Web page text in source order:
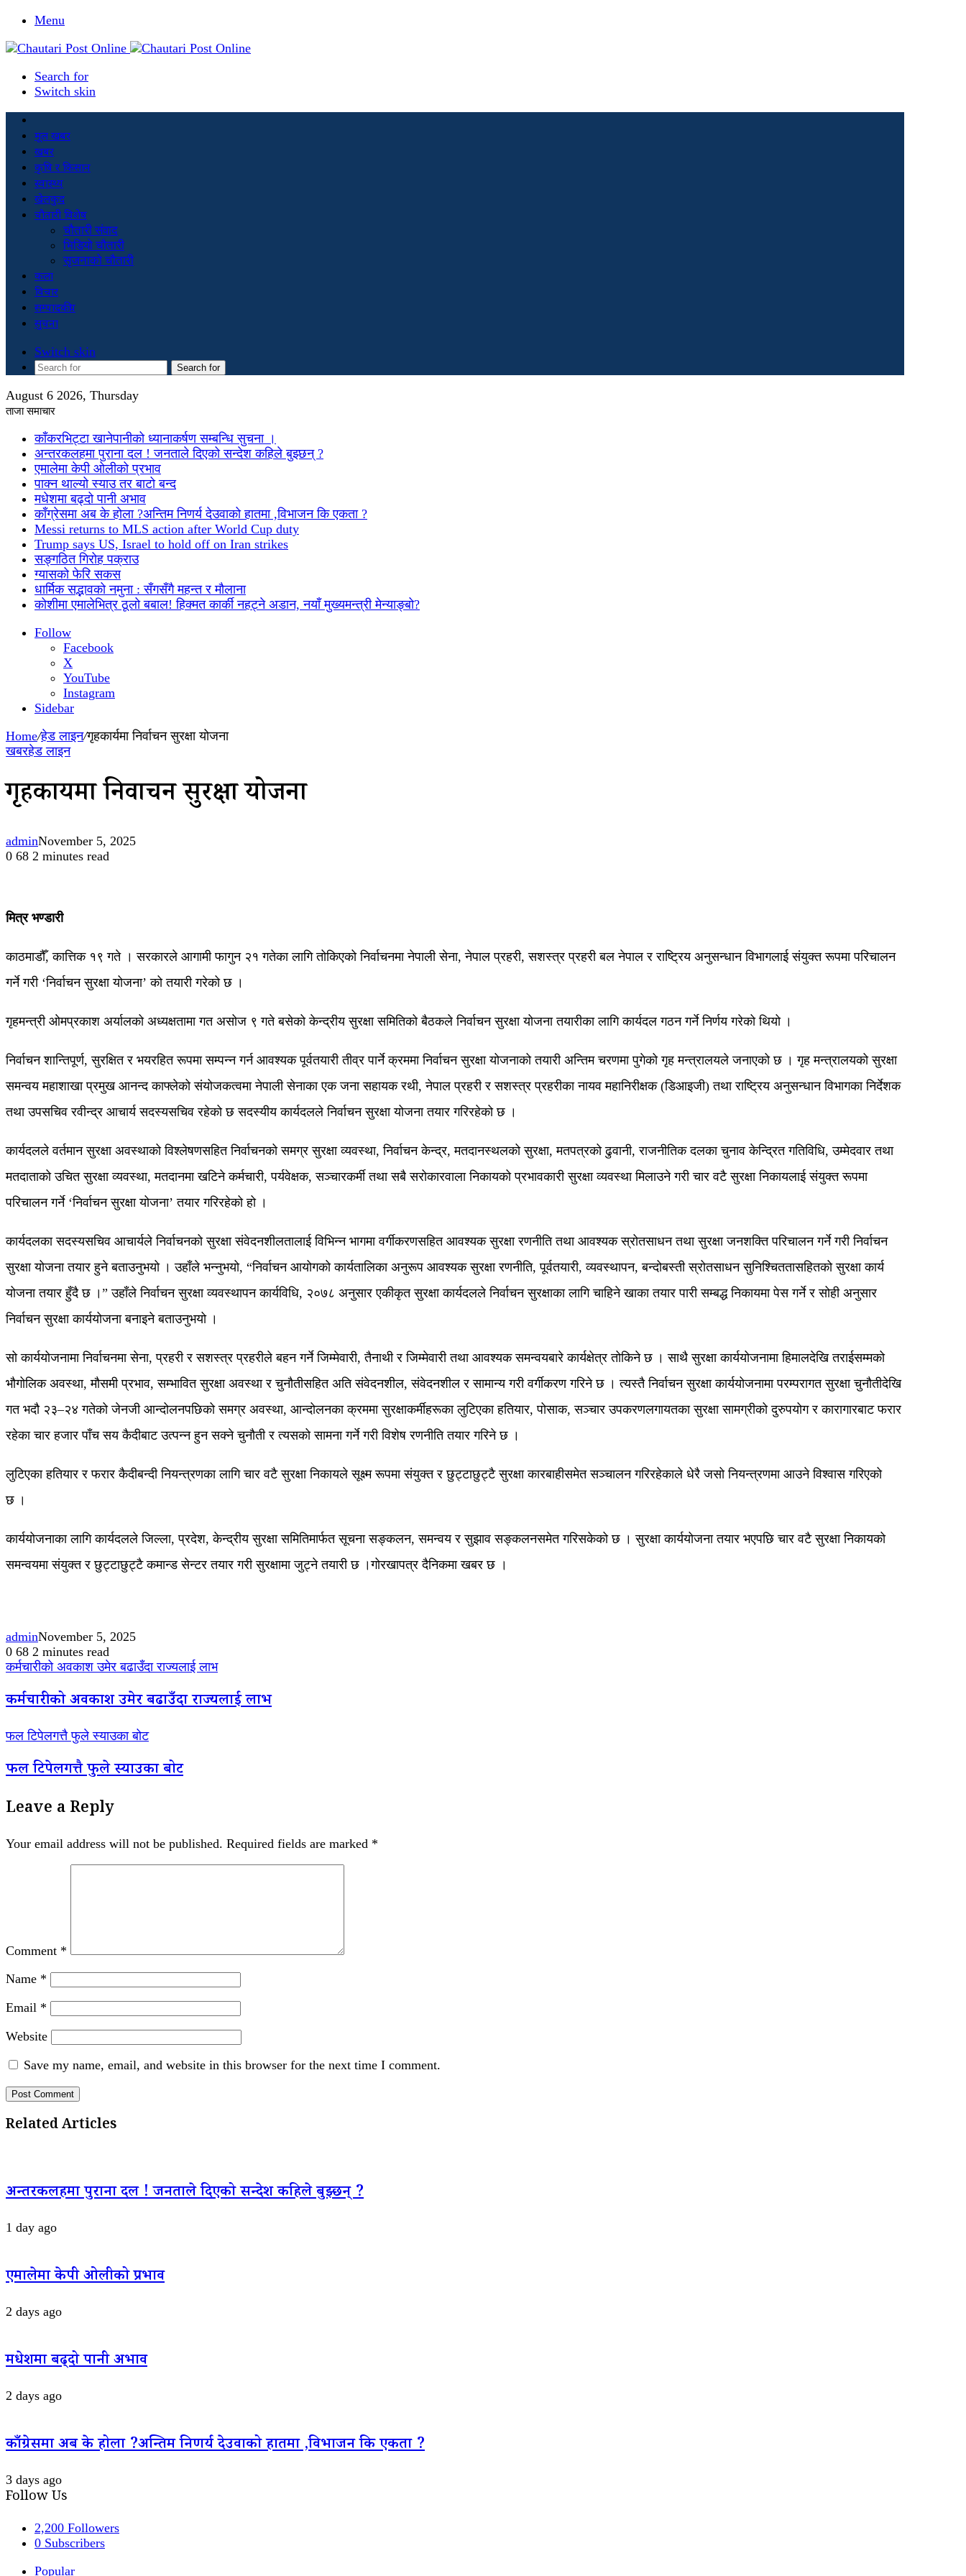
Menu
Search for
Switch skin
मूल खबर
खबर
कृषि र किसान
स्वास्थ्य
खेलकुद
चौतारी विशेष
चौतारी संवाद
भिडियो चौतारी
सृजनाको चौतारी
कला
विचार
सम्पादकीय
सुचना
Switch skin
Search for
August 6 2026, Thursday
ताजा समाचार
काँकरभिट्टा खानेपानीको ध्यानाकर्षण सम्बन्धि सुचना ।
अन्तरकलहमा पुराना दल ! जनताले दिएको सन्देश कहिले बुझ्छन् ?
एमालेमा केपी ओलीको प्रभाव
पाक्न थाल्यो स्याउ तर बाटो बन्द
मधेशमा बढ्दो पानी अभाव
काँग्रेसमा अब के होला ?अन्तिम निणर्य देउवाको हातमा ,विभाजन कि एकता ?
Messi returns to MLS action after World Cup duty
Trump says US, Israel to hold off on Iran strikes
सङ्गठित गिरोह पक्राउ
ग्यासको फेरि सकस
धार्मिक सद्भावको नमुना : सँगसँगै महन्त र मौलाना
कोशीमा एमालेभित्र ठूलो बबाल! हिक्मत कार्की नहट्ने अडान, नयाँ मुख्यमन्त्री मेन्याङ्बो?
Follow
Facebook
X
YouTube
Instagram
Sidebar
Home/हेड लाइन/गृहकार्यमा निर्वाचन सुरक्षा योजना
खबरहेड लाइन
गृहकार्यमा निर्वाचन सुरक्षा योजना
adminNovember 5, 2025
0 68 2 minutes read
मित्र भण्डारी
काठमाडौँ, कात्तिक १९ गते । सरकारले आगामी फागुन २१ गतेका लागि तोकिएको निर्वाचनमा नेपाली सेना, नेपाल प्रहरी, सशस्त्र प्रहरी बल नेपाल र राष्ट्रिय अनुसन्धान विभागलाई संयुक्त रूपमा परिचालन
गर्ने गरी ‘निर्वाचन सुरक्षा योजना’ को तयारी गरेको छ ।
गृहमन्त्री ओमप्रकाश अर्यालको अध्यक्षतामा गत असोज ९ गते बसेको केन्द्रीय सुरक्षा समितिको बैठकले निर्वाचन सुरक्षा योजना तयारीका लागि कार्यदल गठन गर्ने निर्णय गरेको थियो ।
निर्वाचन शान्तिपूर्ण, सुरक्षित र भयरहित रूपमा सम्पन्न गर्न आवश्यक पूर्वतयारी तीव्र पार्ने क्रममा निर्वाचन सुरक्षा योजनाको तयारी अन्तिम चरणमा पुगेको गृह मन्त्रालयले जनाएको छ । गृह मन्त्रालयको सुरक्षा
समन्वय महाशाखा प्रमुख आनन्द काफ्लेको संयोजकत्वमा नेपाली सेनाका एक जना सहायक रथी, नेपाल प्रहरी र सशस्त्र प्रहरीका नायव महानिरीक्षक (डिआइजी) तथा राष्ट्रिय अनुसन्धान विभागका निर्देशक
तथा उपसचिव रवीन्द्र आचार्य सदस्यसचिव रहेको छ सदस्यीय कार्यदलले निर्वाचन सुरक्षा योजना तयार गरिरहेको छ ।
कार्यदलले वर्तमान सुरक्षा अवस्थाको विश्लेषणसहित निर्वाचनको समग्र सुरक्षा व्यवस्था, निर्वाचन केन्द्र, मतदानस्थलको सुरक्षा, मतपत्रको ढुवानी, राजनीतिक दलका चुनाव केन्द्रित गतिविधि, उम्मेदवार तथा
मतदाताको उचित सुरक्षा व्यवस्था, मतदानमा खटिने कर्मचारी, पर्यवेक्षक, सञ्चारकर्मी तथा सबै सरोकारवाला निकायको प्रभावकारी सुरक्षा व्यवस्था मिलाउने गरी चार वटै सुरक्षा निकायलाई संयुक्त रूपमा
परिचालन गर्ने ‘निर्वाचन सुरक्षा योजना’ तयार गरिरहेको हो ।
कार्यदलका सदस्यसचिव आचार्यले निर्वाचनको सुरक्षा संवेदनशीलतालाई विभिन्न भागमा वर्गीकरणसहित आवश्यक सुरक्षा रणनीति तथा आवश्यक स्रोतसाधन तथा सुरक्षा जनशक्ति परिचालन गर्ने गरी निर्वाचन
सुरक्षा योजना तयार हुने बताउनुभयो । उहाँले भन्नुभयो, “निर्वाचन आयोगको कार्यतालिका अनुरूप आवश्यक सुरक्षा रणनीति, पूर्वतयारी, व्यवस्थापन, बन्दोबस्ती स्रोतसाधन सुनिश्चिततासहितको सुरक्षा कार्य
योजना तयार हुँदै छ ।” उहाँले निर्वाचन सुरक्षा व्यवस्थापन कार्यविधि, २०७८ अनुसार एकीकृत सुरक्षा कार्यदलले निर्वाचन सुरक्षाका लागि चाहिने खाका तयार पारी सम्बद्ध निकायमा पेस गर्ने र सोही अनुसार
निर्वाचन सुरक्षा कार्ययोजना बनाइने बताउनुभयो ।
सो कार्ययोजनामा निर्वाचनमा सेना, प्रहरी र सशस्त्र प्रहरीले बहन गर्ने जिम्मेवारी, तैनाथी र जिम्मेवारी तथा आवश्यक समन्वयबारे कार्यक्षेत्र तोकिने छ । साथै सुरक्षा कार्ययोजनामा हिमालदेखि तराईसम्मको
भौगोलिक अवस्था, मौसमी प्रभाव, सम्भावित सुरक्षा अवस्था र चुनौतीसहित अति संवेदनशील, संवेदनशील र सामान्य गरी वर्गीकरण गरिने छ । त्यस्तै निर्वाचन सुरक्षा कार्ययोजनामा परम्परागत सुरक्षा चुनौतीदेखि
गत भदौ २३–२४ गतेको जेनजी आन्दोलनपछिको समग्र अवस्था, आन्दोलनका क्रममा सुरक्षाकर्मीहरूका लुटिएका हतियार, पोसाक, सञ्चार उपकरणलगायतका सुरक्षा सामग्रीको दुरुपयोग र कारागारबाट फरार
रहेका चार हजार पाँच सय कैदीबाट उत्पन्न हुन सक्ने चुनौती र त्यसको सामना गर्ने गरी विशेष रणनीति तयार गरिने छ ।
लुटिएका हतियार र फरार कैदीबन्दी नियन्त्रणका लागि चार वटै सुरक्षा निकायले सूक्ष्म रूपमा संयुक्त र छुट्टाछुट्टै सुरक्षा कारबाहीसमेत सञ्चालन गरिरहेकाले धेरै जसो नियन्त्रणमा आउने विश्वास गरिएको
छ ।
कार्ययोजनाका लागि कार्यदलले जिल्ला, प्रदेश, केन्द्रीय सुरक्षा समितिमार्फत सूचना सङ्कलन, समन्वय र सुझाव सङ्कलनसमेत गरिसकेको छ । सुरक्षा कार्ययोजना तयार भएपछि चार वटै सुरक्षा निकायको
समन्वयमा संयुक्त र छुट्टाछुट्टै कमान्ड सेन्टर तयार गरी सुरक्षामा जुट्ने तयारी छ ।गोरखापत्र दैनिकमा खबर छ ।
adminNovember 5, 2025
0 68 2 minutes read
कर्मचारीको अवकाश उमेर बढाउँदा राज्यलाई लाभ
कर्मचारीको अवकाश उमेर बढाउँदा राज्यलाई लाभ
फल टिपेलगत्तै फुले स्याउका बोट
फल टिपेलगत्तै फुले स्याउका बोट
Leave a Reply
Your email address will not be published. Required fields are marked *
Comment *
Name *
Email *
Website
Save my name, email, and website in this browser for the next time I comment.
Related Articles
अन्तरकलहमा पुराना दल ! जनताले दिएको सन्देश कहिले बुझ्छन् ?
1 day ago
एमालेमा केपी ओलीको प्रभाव
2 days ago
मधेशमा बढ्दो पानी अभाव
2 days ago
काँग्रेसमा अब के होला ?अन्तिम निणर्य देउवाको हातमा ,विभाजन कि एकता ?
3 days ago
Follow Us
2,200 Followers
0 Subscribers
Popular